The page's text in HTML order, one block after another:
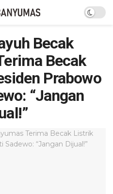
Becak
Becak
Prabowo
“Jangan